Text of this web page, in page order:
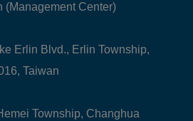
(Management Center)
Erlin Blvd., Erlin Township,
Taiwan
Township, Changhua